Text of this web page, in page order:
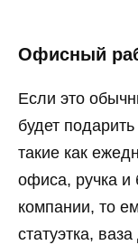
Офисный
Если это
будет
такие как
офиса, ручка и
компании, то
статуэтка,